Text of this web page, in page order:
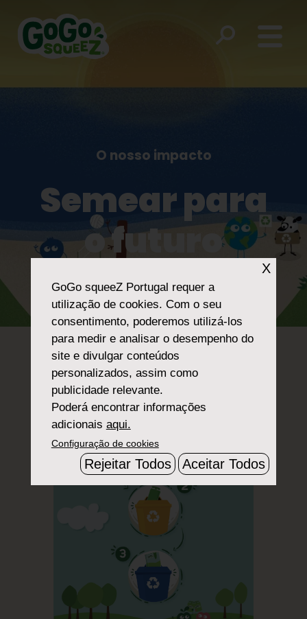
O nosso impacto
Semear para
o futuro
X
GoGo squeeZ Portugal requer a
utilização de cookies. Com o seu
consentimento, poderemos utilizá-los
para medir e analisar o desempenho do
site e divulgar conteúdos
personalizados, assim como
publicidade relevante.
Poderá encontrar informações
adicionais aqui.
Configuração de cookies
Rejeitar Todos Aceitar Todos